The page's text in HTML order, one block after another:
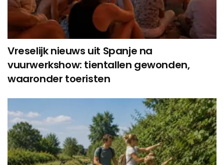
Vreselijk nieuws uit Spanje na
vuurwerkshow: tientallen gewonden,
waaronder toeristen